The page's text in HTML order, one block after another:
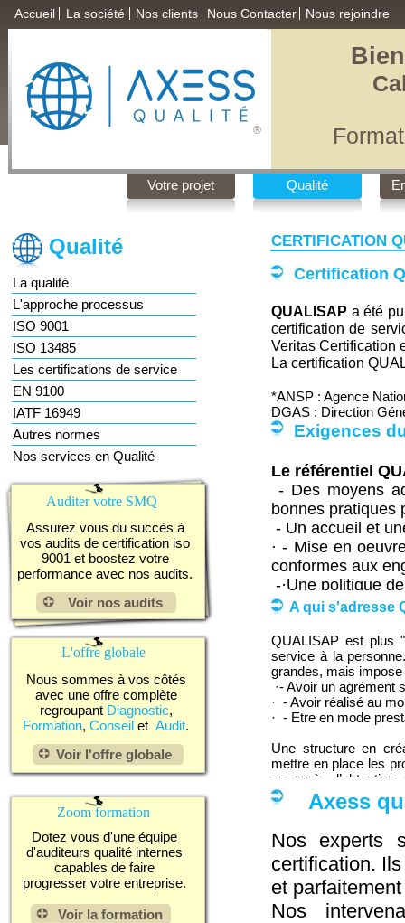
CERTIFICATION
Axess
Nos experts
certification.
et
Nos
A qui s'adresse
QUALISAP est plus
service à la
grandes, mais
·- Avoir un agrément
· - Avoir réalisé au
· - Etre en mode
Une structure en
mettre en place les
an après
certification.
Exigences du
Le référentiel
- Des moyens
bonnes pratiques
- Un accueil et
· - Mise en
conformes aux
-·Une politique
- Un suivi de la
QUALISAP
auxquelles
Certification
QUALISAP a été
certification de
Veritas Certification
La certification
*ANSP : Agence
DGAS : Direction
DGCCRF : Direction
Repression des
Voir nos audits
Voir l'offre globale
Assurez vous du succès à
vos audits de certification iso
9001 et boostez votre
performance avec nos audits.
L'offre globale
Nous sommes à vos côtés
avec une offre complète
regroupant Diagnostic,
Formation, Conseil et Audit.
Auditer votre SMQ
Zoom formation
Dotez vous d'une équipe
d'auditeurs qualité internes
capables de faire
progresser votre entreprise.
Voir la formation
Qualité
Qualité
Votre projet
Accueil La société Nos clients Nous Contacter Nous rejoindre
®
Qualité ,
La qualité
L'approche processus
ISO 9001
ISO 13485
Les certifications de service
EN 9100
IATF 16949
Autres normes
Nos services en Qualité